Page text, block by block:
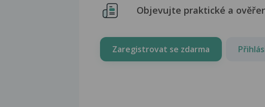
Objevujte praktické a
Zaregistrovat se zdarma